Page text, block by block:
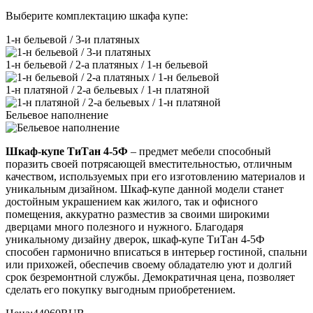
Выберите комплектацию шкафа купе:
1-н бельевой / 3-и платяных
1-н бельевой / 2-а платяных / 1-н бельевой
1-н платяной / 2-а бельевых / 1-н платяной
Бельевое наполнение
Шкаф-купе ТиТан 4-5Ф – предмет мебели способный
поразить своей потрясающей вместительностью, отличным
качеством, используемых при его изготовлению материалов и
уникальным дизайном. Шкаф-купе данной модели станет
достойным украшением как жилого, так и офисного
помещения, аккуратно разместив за своими широкими
дверцами много полезного и нужного. Благодаря
уникальному дизайну дверок, шкаф-купе ТиТан 4-5Ф
способен гармонично вписаться в интерьер гостиной, спальни
или прихожей, обеспечив своему обладателю уют и долгий
срок безремонтной службы. Демократичная цена, позволяет
сделать его покупку выгодным приобретением.